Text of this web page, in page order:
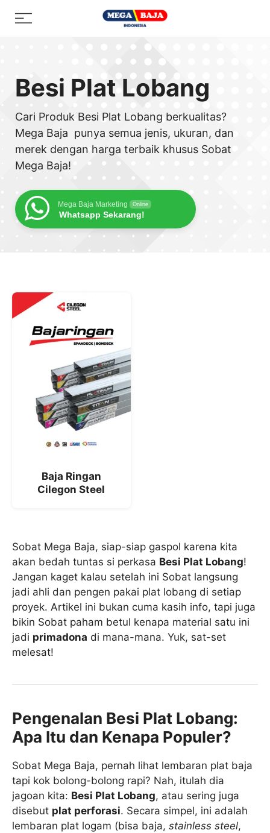
Menu
Besi Plat Lobang
Cari Produk Besi Plat Lobang berkualitas?
Mega Baja punya semua jenis, ukuran, dan
merek dengan harga terbaik khusus Sobat
Mega Baja!
Mega Baja Marketing Online
Whatsapp Sekarang!
Baja Ringan
Cilegon Steel
Sobat Mega Baja, siap-siap gaspol karena kita
akan bedah tuntas si perkasa Besi Plat Lobang!
Jangan kaget kalau setelah ini Sobat langsung
jadi ahli dan pengen pakai plat lobang di setiap
proyek. Artikel ini bukan cuma kasih info, tapi juga
bikin Sobat paham betul kenapa material satu ini
jadi primadona di mana-mana. Yuk, sat-set
melesat!
Pengenalan Besi Plat Lobang:
Apa Itu dan Kenapa Populer?
Sobat Mega Baja, pernah lihat lembaran plat baja
tapi kok bolong-bolong rapi? Nah, itulah dia
jagoan kita: Besi Plat Lobang, atau sering juga
disebut plat perforasi. Secara simpel, ini adalah
lembaran plat logam (bisa baja, stainless steel,